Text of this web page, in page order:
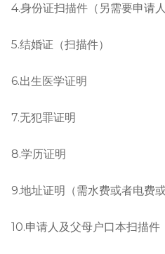
4.身份证扫描件（另需要申请
5.结婚证（扫描件）
6.出生医学证明
7.无犯罪证明
8.学历证明
9.地址证明（需水费或者电费
10.申请人及父母户口本扫描件